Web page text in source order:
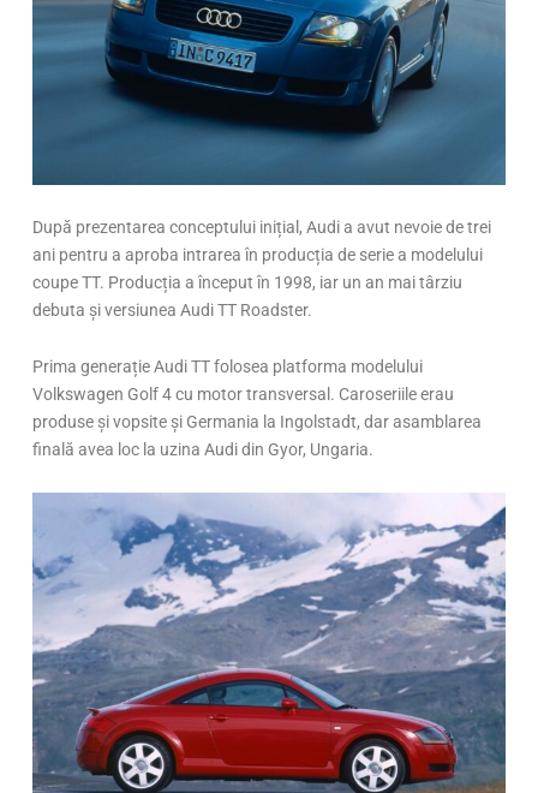
După prezentarea conceptului inițial, Audi a avut nevoie de trei
ani pentru a aproba intrarea în producția de serie a modelului
coupe TT. Producția a început în 1998, iar un an mai târziu
debuta și versiunea Audi TT Roadster.
Prima generație Audi TT folosea platforma modelului
Volkswagen Golf 4 cu motor transversal. Caroseriile erau
produse și vopsite și Germania la Ingolstadt, dar asamblarea
finală avea loc la uzina Audi din Gyor, Ungaria.